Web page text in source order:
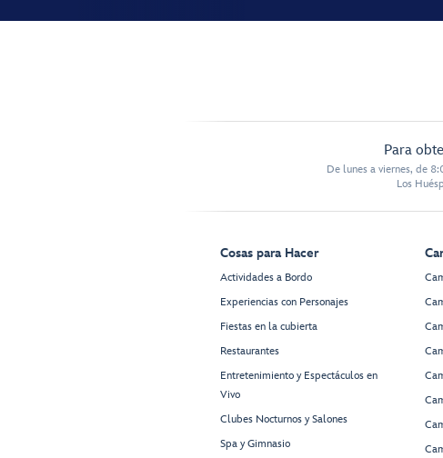
Para
De lunes a viernes, de
Los
Cosas para Hacer
Actividades a Bordo
Experiencias con Personajes
Fiestas en la cubierta
Restaurantes
Entretenimiento y Espectáculos en
Vivo
Clubes Nocturnos y Salones
Spa y Gimnasio